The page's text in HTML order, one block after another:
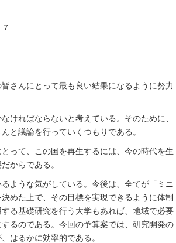
さんにとって最も良い結果になるように努力
ければならないと考えている。そのために、
と議論を行っていくつもりである。
って、この国を再生するには、今の時代を生
からである。
ような気がしている。今後は、全てが「ミニ
めた上で、その目標を実現できるように体制
る基礎研究を行う大学もあれば、地域で必要
るのである。今回の予算案では、研究開発の
はるかに効率的である。